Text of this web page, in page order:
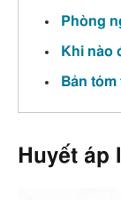
Phòng
Khi nào
Bản tóm
Huyết áp